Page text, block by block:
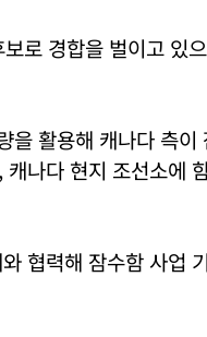
로 경합을 벌이고 있
을 활용해 캐나다 측이
나다 현지 조선소에
협력해 잠수함 사업